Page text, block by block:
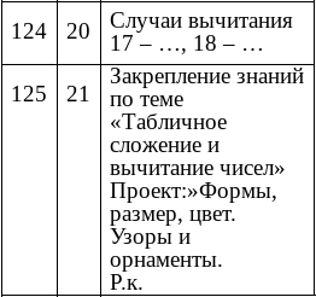
124 20
Случаи вычитания
17 – …, 18 – …
125
21
Закрепление знаний
по теме
«Табличное
сложение и
вычитание чисел»
Проект:»Формы,
размер, цвет.
Узоры и
орнаменты.
Р.к.